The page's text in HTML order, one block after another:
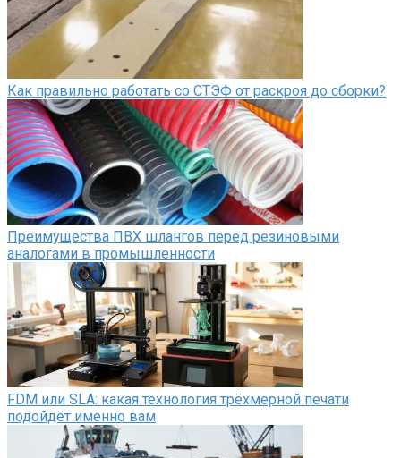
Как правильно работать со СТЭФ от раскроя до сборки?
Преимущества ПВХ шлангов перед резиновыми
аналогами в промышленности
FDM или SLA: какая технология трёхмерной печати
подойдёт именно вам